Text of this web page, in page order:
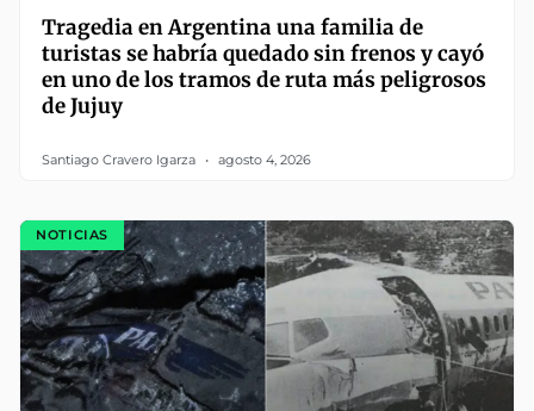
Tragedia en Argentina una familia de
turistas se habría quedado sin frenos y cayó
en uno de los tramos de ruta más peligrosos
de Jujuy
Santiago Cravero Igarza agosto 4, 2026
NOTICIAS